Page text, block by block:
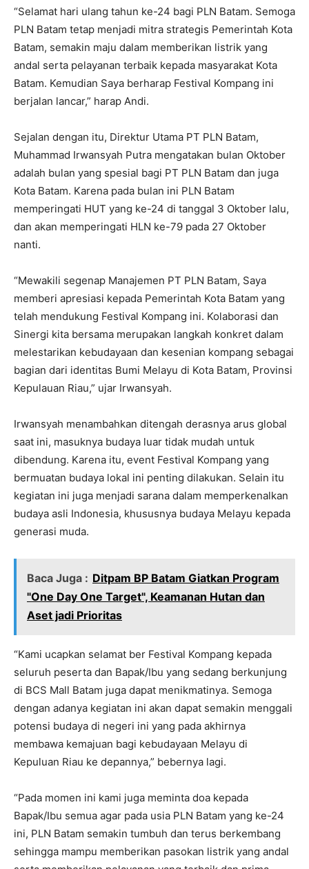
“Selamat hari ulang tahun ke-24 bagi PLN Batam. Semoga
PLN Batam tetap menjadi mitra strategis Pemerintah Kota
Batam, semakin maju dalam memberikan listrik yang
andal serta pelayanan terbaik kepada masyarakat Kota
Batam. Kemudian Saya berharap Festival Kompang ini
berjalan lancar,” harap Andi.
Sejalan dengan itu, Direktur Utama PT PLN Batam,
Muhammad Irwansyah Putra mengatakan bulan Oktober
adalah bulan yang spesial bagi PT PLN Batam dan juga
Kota Batam. Karena pada bulan ini PLN Batam
memperingati HUT yang ke-24 di tanggal 3 Oktober lalu,
dan akan memperingati HLN ke-79 pada 27 Oktober
nanti.
“Mewakili segenap Manajemen PT PLN Batam, Saya
memberi apresiasi kepada Pemerintah Kota Batam yang
telah mendukung Festival Kompang ini. Kolaborasi dan
Sinergi kita bersama merupakan langkah konkret dalam
melestarikan kebudayaan dan kesenian kompang sebagai
bagian dari identitas Bumi Melayu di Kota Batam, Provinsi
Kepulauan Riau,” ujar Irwansyah.
Irwansyah menambahkan ditengah derasnya arus global
saat ini, masuknya budaya luar tidak mudah untuk
dibendung. Karena itu, event Festival Kompang yang
bermuatan budaya lokal ini penting dilakukan. Selain itu
kegiatan ini juga menjadi sarana dalam memperkenalkan
budaya asli Indonesia, khususnya budaya Melayu kepada
generasi muda.
Baca Juga : Ditpam BP Batam Giatkan Program
"One Day One Target", Keamanan Hutan dan
Aset jadi Prioritas
“Kami ucapkan selamat ber Festival Kompang kepada
seluruh peserta dan Bapak/Ibu yang sedang berkunjung
di BCS Mall Batam juga dapat menikmatinya. Semoga
dengan adanya kegiatan ini akan dapat semakin menggali
potensi budaya di negeri ini yang pada akhirnya
membawa kemajuan bagi kebudayaan Melayu di
Kepuluan Riau ke depannya,” bebernya lagi.
“Pada momen ini kami juga meminta doa kepada
Bapak/Ibu semua agar pada usia PLN Batam yang ke-24
ini, PLN Batam semakin tumbuh dan terus berkembang
sehingga mampu memberikan pasokan listrik yang andal